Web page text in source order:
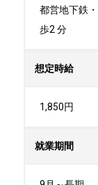
都営地下鉄
歩2 分
想定時給
1,850円
就業期間